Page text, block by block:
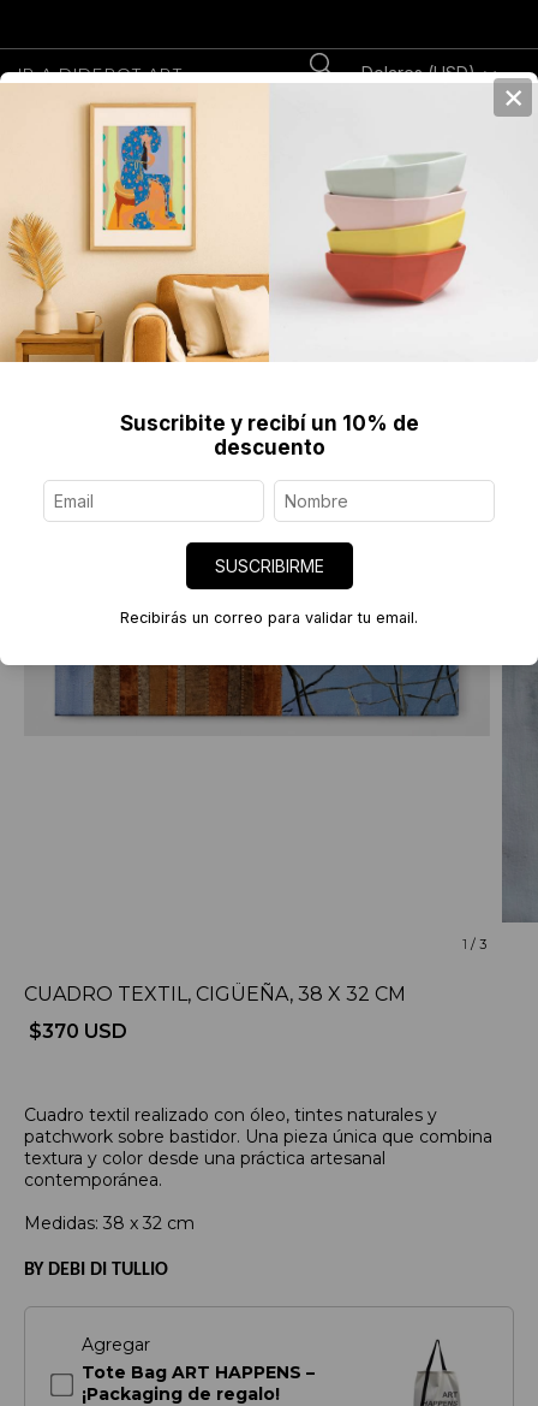
IR A DIDEROT.ART Dolares (USD)
Textil > Cuadro Textil, Cigüeña, 38 x 32 cm
1 /3
CUADRO TEXTIL, CIGÜEÑA, 38 X 32 CM
$370 USD
Cuadro textil realizado con óleo, tintes naturales y
patchwork sobre bastidor. Una pieza única que combina
textura y color desde una práctica artesanal
contemporánea.
Medidas: 38 x 32 cm
BY DEBI DI TULLIO
Agregar
Tote Bag ART HAPPENS –
¡Packaging de regalo!
×
Suscribite y recibí un 10% de
descuento
SUSCRIBIRME
Recibirás un correo para validar tu email.